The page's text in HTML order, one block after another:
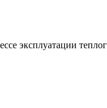
эксплуатации